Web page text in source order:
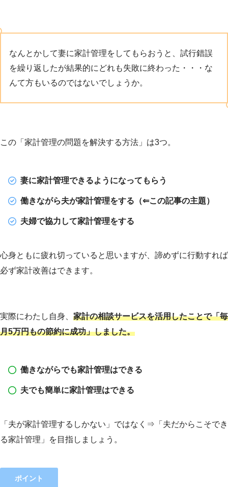
なんとかして妻に家計管理をしてもらおうと、試行錯誤
を繰り返したが結果的にどれも失敗に終わった・・・な
んて方もいるのではないでしょうか。
この「家計管理の問題を解決する方法」は3つ。
妻に家計管理できるようになってもらう
働きながら夫が家計管理をする（⇐この記事の主題）
夫婦で協力して家計管理をする
心身ともに疲れ切っていると思いますが、諦めずに行動すれば
必ず家計改善はできます。
実際にわたし自身、 家計の相談サービスを活用したことで「毎
月5万円もの節約に成功」しました。
働きながらでも家計管理はできる
夫でも簡単に家計管理はできる
「夫が家計管理するしかない」ではなく⇒「夫だからこそでき
る家計管理」を目指しましょう。
ポイント